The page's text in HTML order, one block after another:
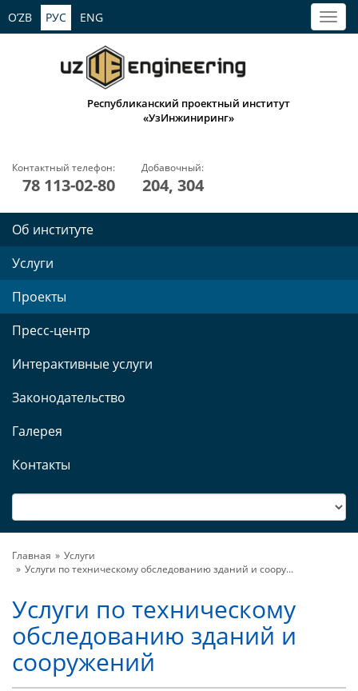
O’ZB РУС ENG
Республиканский проектный институт
«УзИнжиниринг»
Контактный телефон:
78 113-02-80
Добавочный:
204, 304
Об институте
Услуги
Проекты
Пресс-центр
Интерактивные услуги
Законодательство
Галерея
Контакты
Главная
Услуги
Услуги по техническому обследованию зданий и соору...
Услуги по техническому
обследованию зданий и
сооружений